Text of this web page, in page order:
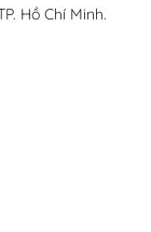
Hồ Chí Minh.